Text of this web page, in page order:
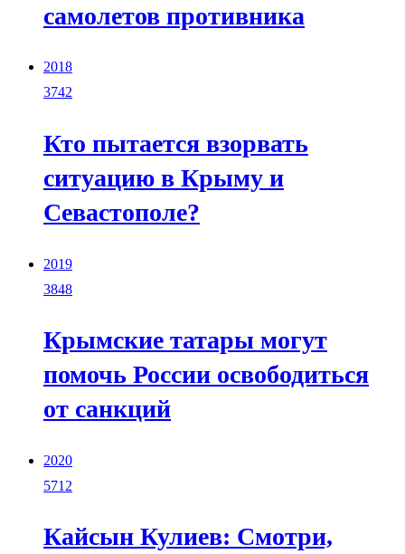
самолетов противника
2018
3742
Кто пытается взорвать
ситуацию в Крыму и
Севастополе?
2019
3848
Крымские татары могут
помочь России освободиться
от санкций
2020
5712
Кайсын Кулиев: Смотри,